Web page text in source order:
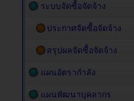
ระบบจัดซื้อจัดจ้าง
ประกาศจัดซื้อจัดจ้าง
สรุปผลจัดซื้อจัดจ้าง
แผนอัตรากำลัง
แผนพัฒนาบุคลากร